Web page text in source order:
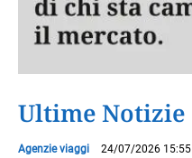
Ultime Notizie
Agenzie viaggi 24/07/2026 15:55